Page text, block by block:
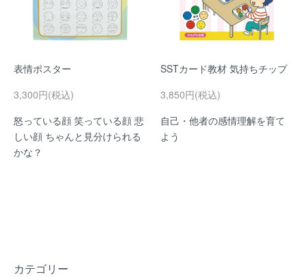
表情ポスター
3,300円(税込)
怒っている顔 笑っている顔 悲
しい顔 ちゃんと見分けられる
かな？
SSTカード教材 気持ちチップ
3,850円(税込)
自己・他者の感情理解を育て
よう
カテゴリー